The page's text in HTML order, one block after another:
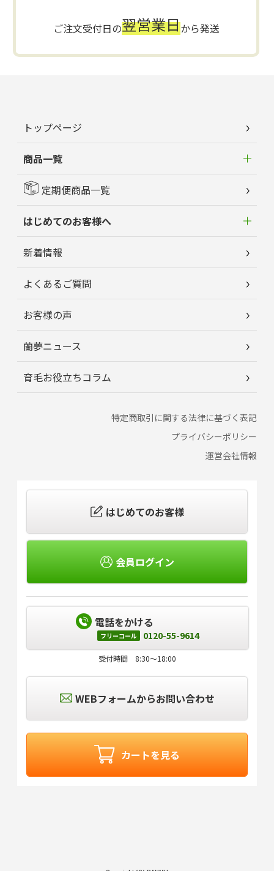
ご注文受付日の翌営業日から発送
トップページ
商品一覧
定期便商品一覧
はじめてのお客様へ
新着情報
よくあるご質問
お客様の声
蘭夢ニュース
育毛お役立ちコラム
特定商取引に関する法律に基づく表記
プライバシーポリシー
運営会社情報
はじめてのお客様
WEBフォームからお問い合わせ
電話をかける
フリーコール 0120-55-9614
受付時間 8:30～18:00
会員ログイン
カートを見る